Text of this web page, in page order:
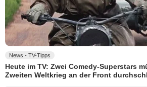
News - TV-Tipps
Heute im TV: Zwei Comedy-Superstars
Zweiten Weltkrieg an der Front